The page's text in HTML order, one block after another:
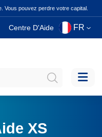
Vous pouvez perdre votre capital.
Centre D'Aide FR
XS